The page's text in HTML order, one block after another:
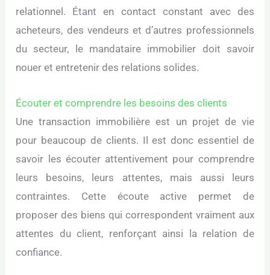
relationnel. Étant en contact constant avec des
acheteurs, des vendeurs et d’autres professionnels
du secteur, le mandataire immobilier doit savoir
nouer et entretenir des relations solides.
Écouter et comprendre les besoins des clients
Une transaction immobilière est un projet de vie
pour beaucoup de clients. Il est donc essentiel de
savoir les écouter attentivement pour comprendre
leurs besoins, leurs attentes, mais aussi leurs
contraintes. Cette écoute active permet de
proposer des biens qui correspondent vraiment aux
attentes du client, renforçant ainsi la relation de
confiance.